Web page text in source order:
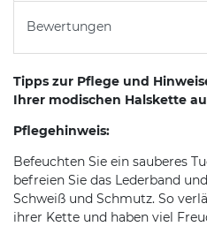
Bewertungen
Tipps zur Pflege und
Ihrer modischen Halskette
Pflegehinweis:
Befeuchten Sie ein sauberes
befreien Sie das Lederband
Schweiß und Schmutz. So
ihrer Kette und haben viel